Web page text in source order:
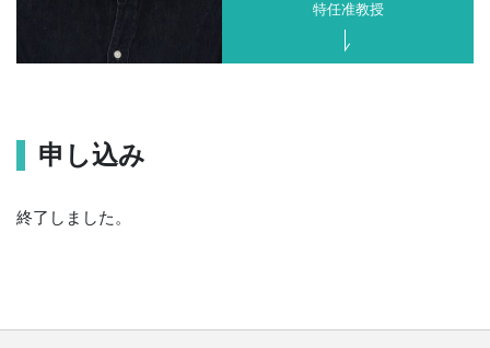
特任准教授
申し込み
終了しました。